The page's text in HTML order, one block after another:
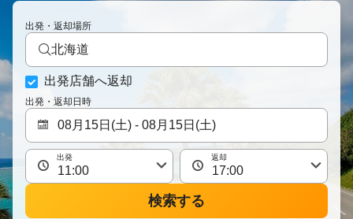
出発・返却場所
北海道
出発店舗へ返却
出発・返却日時
出発 返却
検索する